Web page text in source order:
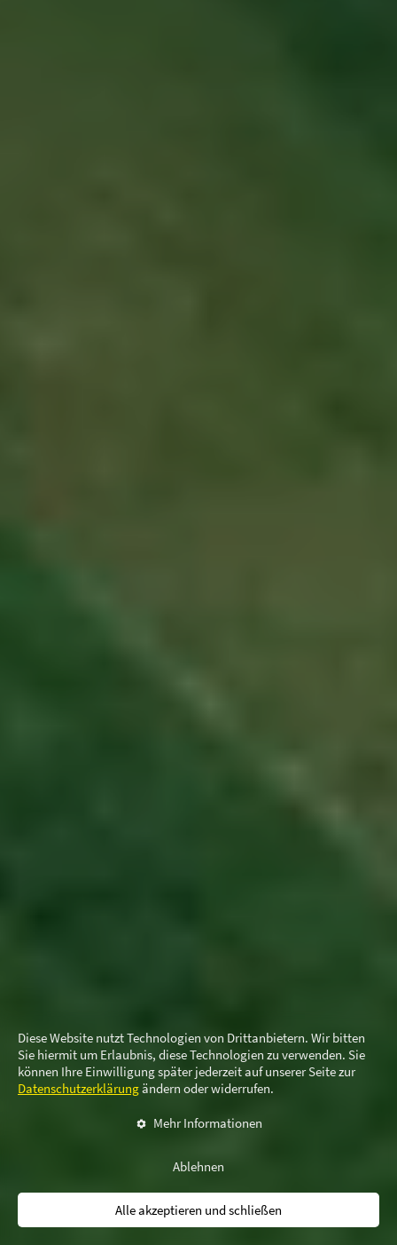
Diese Website nutzt Technologien von Drittanbietern. Wir bitten
Sie hiermit um Erlaubnis, diese Technologien zu verwenden. Sie
können Ihre Einwilligung später jederzeit auf unserer Seite zur
Datenschutzerklärungändern oder widerrufen.
Mehr Informationen
Ablehnen
Alle akzeptieren und schließen